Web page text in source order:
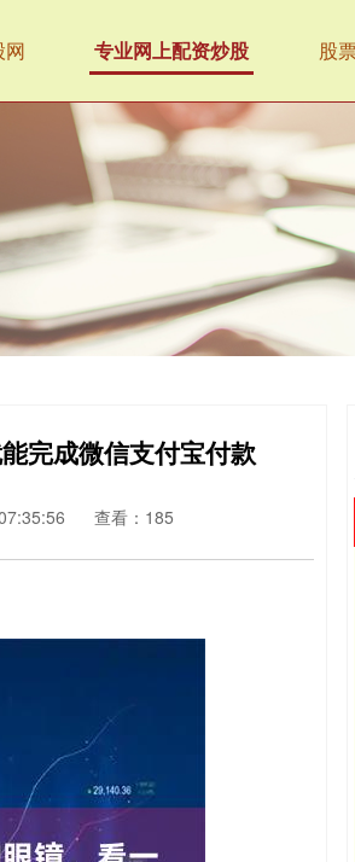
网 专业网上配资炒股 股
完成微信支付宝付款
查看：185